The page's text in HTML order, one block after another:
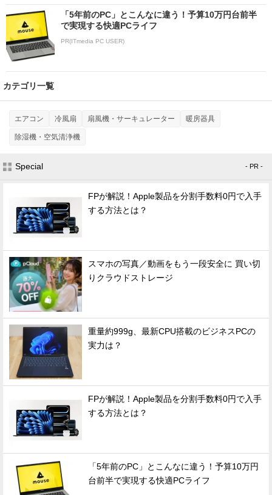
「5年前のPC」とこんなに違う！予算10万円台前半
で実現する快適PCライフ
PR(ITmedia PC USER)
カテゴリ一覧
エアコン 冷風扇 扇風機・サーキュレーター 暖房器具
除湿機・空気清浄機
Special - PR -
FPが解説！Apple製品を分割手数料0円で入手
する方法とは？
スマホの写真／動画をもう一段安全に 買い切
りクラウドストレージ
重量約999g、最新CPU搭載のビジネスPCの
実力は？
FPが解説！Apple製品を分割手数料0円で入手
する方法とは？
「5年前のPC」とこんなに違う！予算10万円
台前半で実現する快適PCライフ